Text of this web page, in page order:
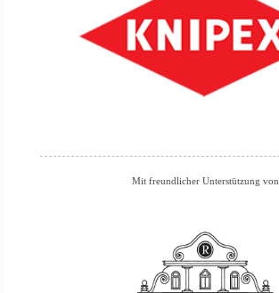
Mit freundlicher Unterstützung von